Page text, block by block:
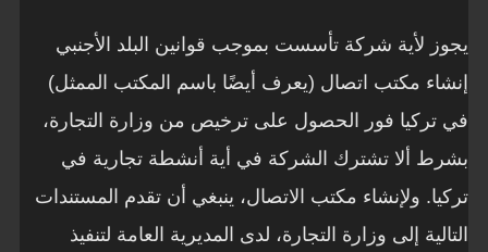
يجوز لأية شركة تأسست بموجب قوانين البلد الأجنبي
إنشاء مكتب اتصال (يعرف أيضًا باسم المكتب الممثل)
في تركيا فور الحصول على ترخيص من وزارة التجارة،
بشرط ألا تشترك الشركة في أية أنشطة تجارية في
تركيا. ولإنشاء مكتب الاتصال، ينبغي أن تقدم المستندات
التالية إلى وزارة التجارة، لدى المديرية العامة لتنفيذ